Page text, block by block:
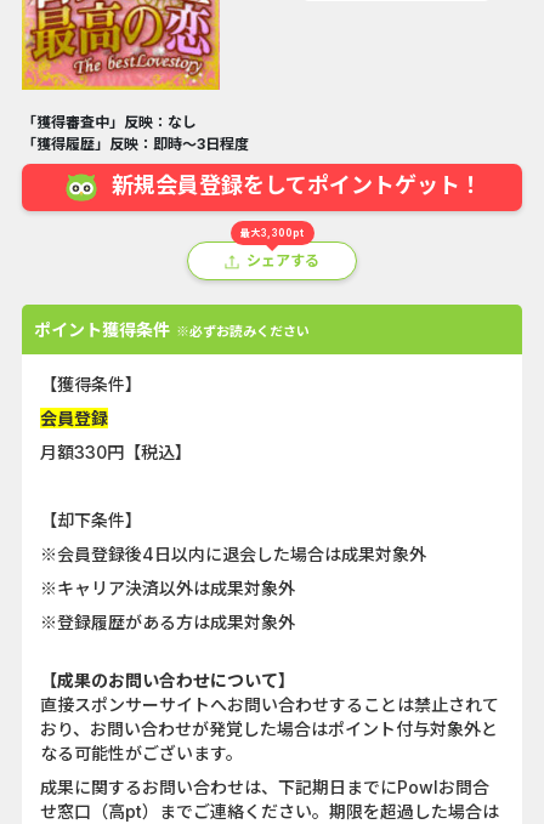
「獲得審査中」反映：なし
「獲得履歴」反映：即時～3日程度
新規会員登録をしてポイントゲット！
最大3,300pt
シェアする
ポイント獲得条件 ※必ずお読みください
【獲得条件】
会員登録
月額330円【税込】
【却下条件】
※会員登録後4日以内に退会した場合は成果対象外
※キャリア決済以外は成果対象外
※登録履歴がある方は成果対象外
【成果のお問い合わせについて】
直接スポンサーサイトへお問い合わせすることは禁止されて
おり、お問い合わせが発覚した場合はポイント付与対象外と
なる可能性がございます。
成果に関するお問い合わせは、下記期日までにPowlお問合
せ窓口（高pt）までご連絡ください。期限を超過した場合は